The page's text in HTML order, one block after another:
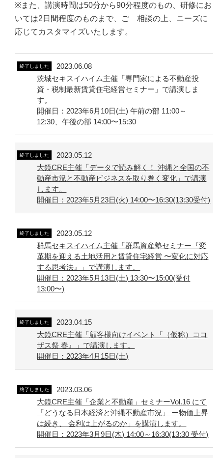
※また、講演時間は50分から90分程度のもの、研修にお
いては2日間程度のものまで、ご゙相談の上、ニーズに
応じてカスタマイズいたします。
終了しました
2023.06.08
茨城セキスイハイム主催「専門家による不動産投
資・税制最新賃貸住宅経営セミナー」で講演しま
す。
開催日：2023年6月10日(土) 午前の部 11:00～
12:30、午後の部 14:00〜15:30
終了しました
2023.05.12
大鏡CRE主催「データで読み解く！ 沖縄と全国の不
動産市況と不動産ビジネスを取り巻く変化」で講演
します。
開催日：2023年5月23日(火) 14:00〜16:30(13:30受付)
終了しました
2023.05.12
群馬セキスイハイム主催「群馬資産塾セミナー『変
革期を迎える土地活用と賃貸住宅経営 〜変化に対応
する思考法』」で講演します。
開催日：2023年5月13日(土) 13:30〜15:00(受付
13:00〜)
終了しました
2023.04.15
大鏡CRE主催「顧客様向けイベント『（仮称）ココ
ザス祭 春』」で講演します。
開催日：2023年4月15日(土)
終了しました
2023.03.06
大鏡CRE主催「企業と不動産」セミナーVol.16 にて
「どうなる日本経済と沖縄不動産市況」 ー物価上昇
は続き、 金利は上がるのか」を講演します。
開催日：2023年3月9日(木) 14:00～16:30(13:30 受付)